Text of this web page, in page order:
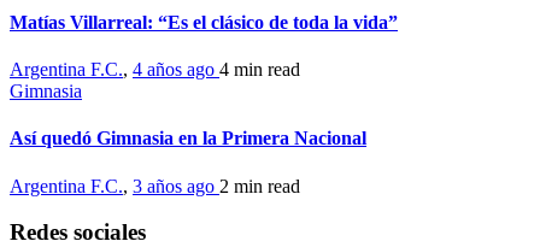
Matías Villarreal: “Es el clásico de toda la vida”
Argentina F.C., 4 años ago 4 min read
Gimnasia
Así quedó Gimnasia en la Primera Nacional
Argentina F.C., 3 años ago 2 min read
Redes sociales